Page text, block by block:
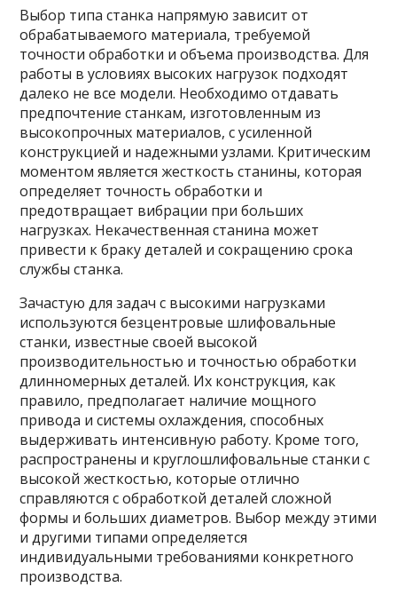
Выбор типа станка напрямую зависит от
обрабатываемого материала, требуемой
точности обработки и объема производства. Для
работы в условиях высоких нагрузок подходят
далеко не все модели. Необходимо отдавать
предпочтение станкам, изготовленным из
высокопрочных материалов, с усиленной
конструкцией и надежными узлами. Критическим
моментом является жесткость станины, которая
определяет точность обработки и
предотвращает вибрации при больших
нагрузках. Некачественная станина может
привести к браку деталей и сокращению срока
службы станка.
Зачастую для задач с высокими нагрузками
используются безцентровые шлифовальные
станки, известные своей высокой
производительностью и точностью обработки
длинномерных деталей. Их конструкция, как
правило, предполагает наличие мощного
привода и системы охлаждения, способных
выдерживать интенсивную работу. Кроме того,
распространены и круглошлифовальные станки с
высокой жесткостью, которые отлично
справляются с обработкой деталей сложной
формы и больших диаметров. Выбор между этими
и другими типами определяется
индивидуальными требованиями конкретного
производства.